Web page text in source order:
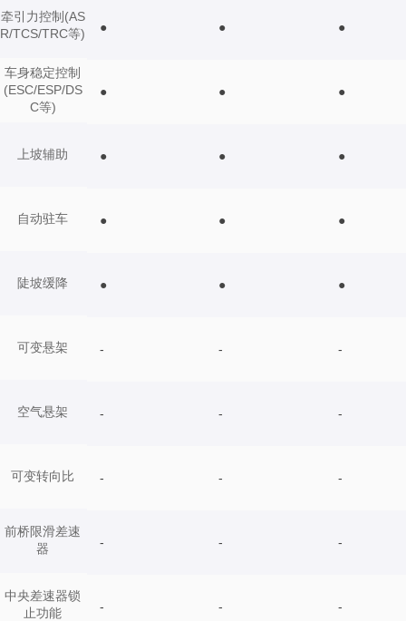
牵引力控制(AS
R/TCS/TRC等)
车身稳定控制
(ESC/ESP/DS
C等)
上坡辅助
自动驻车
陡坡缓降
可变悬架
空气悬架
可变转向比
前桥限滑差速
器
中央差速器锁
止功能
● ● ●
● ● ●
● ● ●
● ● ●
● ● ●
- - -
- - -
- - -
- - -
- - -